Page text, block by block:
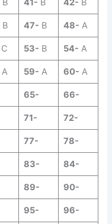
B 41- B 42- B
B 47- B 48- A
C 53- B 54- A
A 59- A 60- A
65- 66-
71- 72-
77- 78-
83- 84-
89- 90-
95- 96-